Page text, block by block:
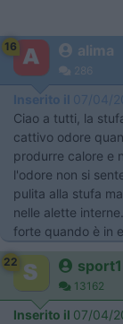
16 alima
286
Inserito il 07/04/
Ciao a tutti, la
cattivo odore
produrre calore e
l'odore non si
pulita alla stufa
nelle alette
forte quando è in
22
13162
Inserito il 07/04/